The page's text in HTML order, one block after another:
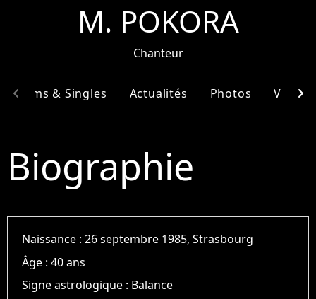
M. POKORA
Chanteur
Albums & Singles Actualités Photos Vidéos
chevron_left chevron_right
Biographie
Naissance :26 septembre 1985, Strasbourg
Âge :40 ans
Signe astrologique : Balance